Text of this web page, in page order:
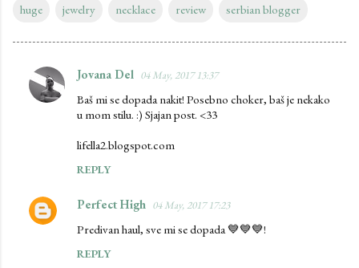
huge jewelry necklace review serbian blogger
C
o
t
Jovana Del 04 May, 2017 13:37
Baš mi se dopada nakit! Posebno choker, baš je nekako
u mom stilu. :) Sjajan post. <33
lifella2.blogspot.com
REPLY
Perfect High 04 May, 2017 17:23
Predivan haul, sve mi se dopada 💙💙💙!
REPLY